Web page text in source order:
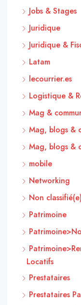
Jobs & Stages
Juridique
Juridique &
Latam
lecourrier.es
Logistique &
Mag &
Mag, blogs &
Mag, blogs &
mobile
Networking
Non classifié(e)
Patrimoine
Locatifs
Prestataires
Prestataires